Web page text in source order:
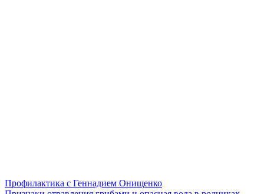
Профилактика с Геннадием Онищенко